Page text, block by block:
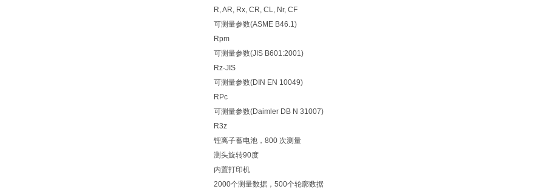
R, AR, Rx, CR, CL, Nr, CF
可测量参数(ASME B46.1)
Rpm
可测量参数(JIS B601:2001)
Rz-JIS
可测量参数(DIN EN 10049)
RPc
可测量参数(Daimler DB N 31007)
R3z
锂离子蓄电池，800 次测量
测头旋转90度
内置打印机
2000个测量数据，500个轮廓数据